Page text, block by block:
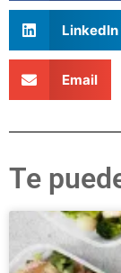
LinkedIn
Email
Te